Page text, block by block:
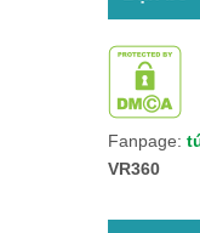
Fanpage:
VR360